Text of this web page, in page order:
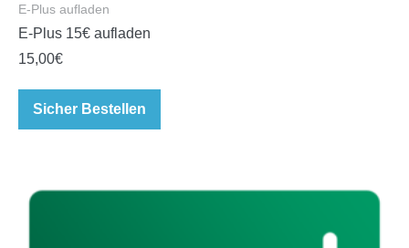
E-Plus aufladen
E-Plus 15€ aufladen
15,00€
Sicher Bestellen